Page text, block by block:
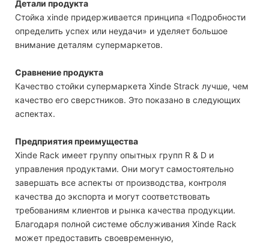
Детали продукта
Стойка xinde придерживается принципа «Подробности
определить успех или неудачи» и уделяет большое
внимание деталям супермаркетов.
Сравнение продукта
Качество стойки супермаркета Xinde Strack лучше, чем
качество его сверстников. Это показано в следующих
аспектах.
Предприятия преимущества
Xinde Rack имеет группу опытных групп R & D и
управления продуктами. Они могут самостоятельно
завершать все аспекты от производства, контроля
качества до экспорта и могут соответствовать
требованиям клиентов и рынка качества продукции.
Благодаря полной системе обслуживания Xinde Rack
может предоставить своевременную,